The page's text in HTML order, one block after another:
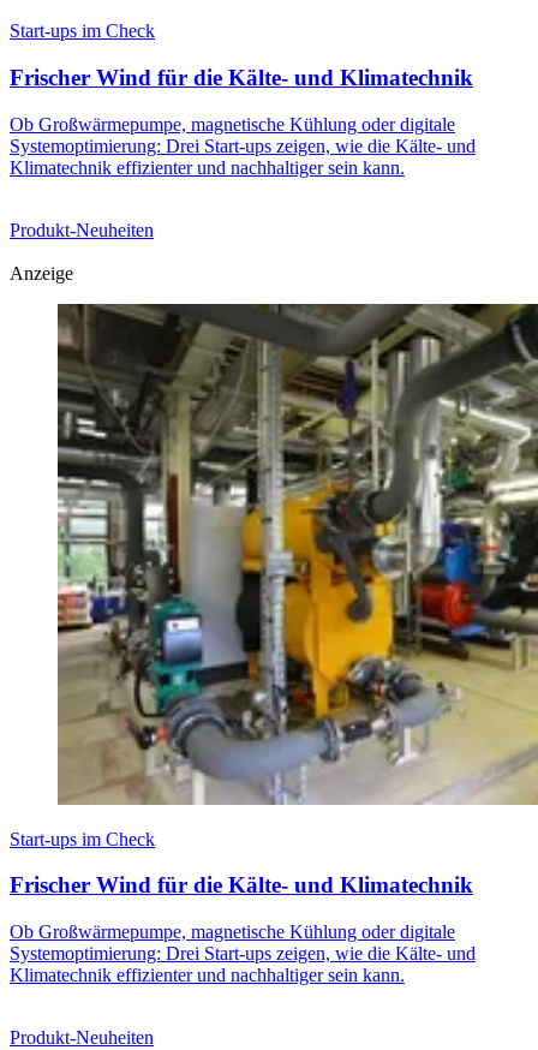
Start-ups im Check
Frischer Wind für die Kälte- und Klimatechnik
Ob Großwärmepumpe, magnetische Kühlung oder digitale
Systemoptimierung: Drei Start-ups zeigen, wie die Kälte- und
Klimatechnik effizienter und nachhaltiger sein kann.
Produkt-Neuheiten
Anzeige
Start-ups im Check
Frischer Wind für die Kälte- und Klimatechnik
Ob Großwärmepumpe, magnetische Kühlung oder digitale
Systemoptimierung: Drei Start-ups zeigen, wie die Kälte- und
Klimatechnik effizienter und nachhaltiger sein kann.
Produkt-Neuheiten